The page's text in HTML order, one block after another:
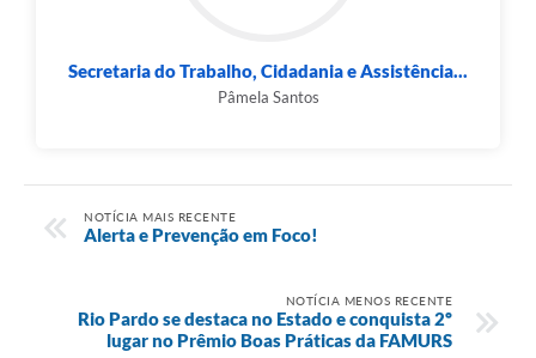
Secretaria do Trabalho, Cidadania e Assistência...
Pâmela Santos
NOTÍCIA MAIS RECENTE
Alerta e Prevenção em Foco!
NOTÍCIA MENOS RECENTE
Rio Pardo se destaca no Estado e conquista 2º
lugar no Prêmio Boas Práticas da FAMURS